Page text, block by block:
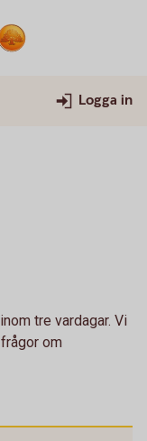
Logga in
tre vardagar. Vi
om